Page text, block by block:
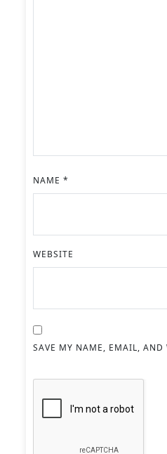
NAME *
WEBSITE
SAVE MY NAME, EMAIL, AND